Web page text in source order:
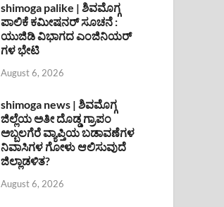
shimoga palike | ಶಿವಮೊಗ್ಗ
ಪಾಲಿಕೆ ಕಮೀಷನರ್ ಸೂಚನೆ :
ಯುಜಿಡಿ ವಿಭಾಗದ ಎಂಜಿನಿಯರ್
ಗಳ ಭೇಟಿ
August 6, 2026
shimoga news | ಶಿವಮೊಗ್ಗ
ಜಿಲ್ಲೆಯ ಅತೀ ದೊಡ್ಡ ಗ್ರಾಪಂ
ಅಬ್ಬಲಗೆರೆ ವ್ಯಾಪ್ತಿಯ ಬಡಾವಣೆಗಳ
ನಿವಾಸಿಗಳ ಗೋಳು ಆಲಿಸುವುದೆ
ಜಿಲ್ಲಾಡಳಿತ?
August 6, 2026